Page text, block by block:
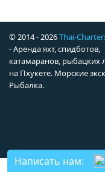
© 2014 - 2026Thai-
- Аренда яхт, спидботов,
катамаранов, рыбацких
на Пхукете. Морские
Рыбалка.
Написать нам: